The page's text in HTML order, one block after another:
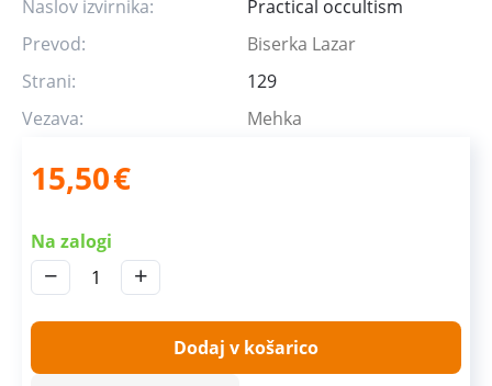
Naslov izvirnika:
Practical occultism
Prevod:
Biserka Lazar
Strani:
129
Vezava:
Mehka
15,50€
Na zalogi
+
−
Dodaj v košarico